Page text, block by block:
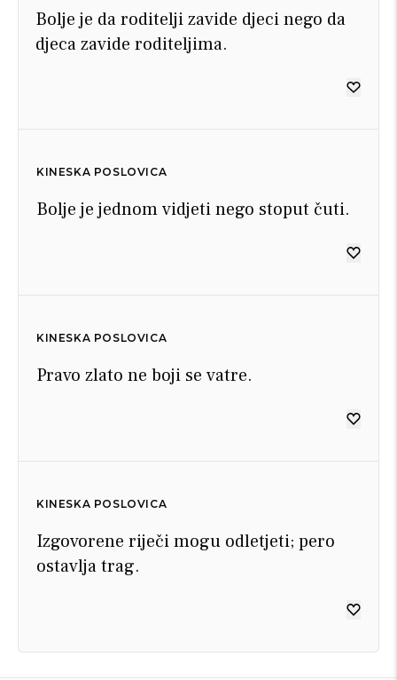
Bolje je da roditelji zavide djeci nego da
djeca zavide roditeljima.
KINESKA POSLOVICA
Bolje je jednom vidjeti nego stoput čuti.
KINESKA POSLOVICA
Pravo zlato ne boji se vatre.
KINESKA POSLOVICA
Izgovorene riječi mogu odletjeti; pero
ostavlja trag.